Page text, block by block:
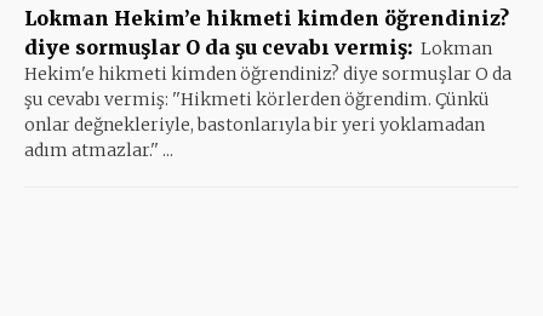
Lokman Hekim’e hikmeti kimden öğrendiniz?
diye sormuşlar O da şu cevabı vermiş: Lokman
Hekim'e hikmeti kimden öğrendiniz? diye sormuşlar O da
şu cevabı vermiş: ''Hikmeti körlerden öğrendim. Çünkü
onlar değnekleriyle, bastonlarıyla bir yeri yoklamadan
adım atmazlar.'' ...